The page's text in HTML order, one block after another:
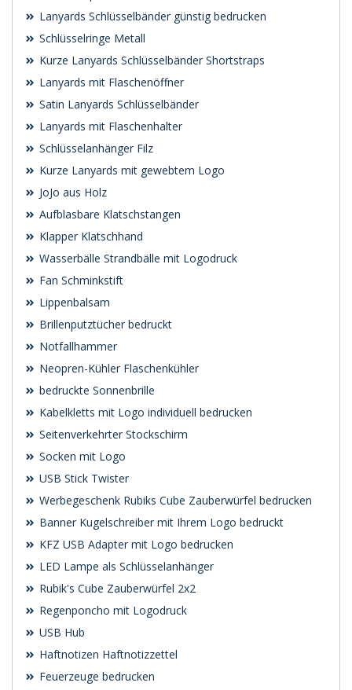
Lanyards Schlüsselbänder günstig bedrucken
Schlüsselringe Metall
Kurze Lanyards Schlüsselbänder Shortstraps
Lanyards mit Flaschenöffner
Satin Lanyards Schlüsselbänder
Lanyards mit Flaschenhalter
Schlüsselanhänger Filz
Kurze Lanyards mit gewebtem Logo
JoJo aus Holz
Aufblasbare Klatschstangen
Klapper Klatschhand
Wasserbälle Strandbälle mit Logodruck
Fan Schminkstift
Lippenbalsam
Brillenputztücher bedruckt
Notfallhammer
Neopren-Kühler Flaschenkühler
bedruckte Sonnenbrille
Kabelkletts mit Logo individuell bedrucken
Seitenverkehrter Stockschirm
Socken mit Logo
USB Stick Twister
Werbegeschenk Rubiks Cube Zauberwürfel bedrucken
Banner Kugelschreiber mit Ihrem Logo bedruckt
KFZ USB Adapter mit Logo bedrucken
LED Lampe als Schlüsselanhänger
Rubik's Cube Zauberwürfel 2x2
Regenponcho mit Logodruck
USB Hub
Haftnotizen Haftnotizzettel
Feuerzeuge bedrucken